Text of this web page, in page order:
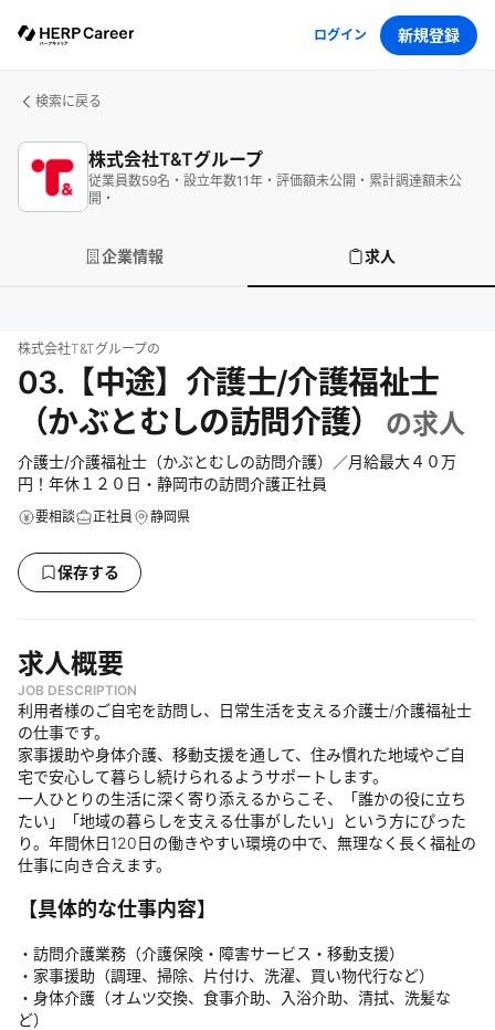
ログイン 新規登録
検索に戻る
株式会社T&Tグループ
従業員数59名 ・ 設立年数11年 ・ 評価額未公開 ・ 累計調達額未公
開 ・
企業情報 求人
株式会社T&Tグループの
03.【中途】介護士/介護福祉士
（かぶとむしの訪問介護）
の求人
介護士/介護福祉士（かぶとむしの訪問介護）／月給最大４０万
円！年休１２０日・静岡市の訪問介護正社員
要相談 正社員 静岡県
保存する
求人概要
JOB DESCRIPTION
利用者様のご自宅を訪問し、日常生活を支える介護士/介護福祉士
の仕事です。
家事援助や身体介護、移動支援を通して、住み慣れた地域やご自
宅で安心して暮らし続けられるようサポートします。
一人ひとりの生活に深く寄り添えるからこそ、「誰かの役に立ち
たい」「地域の暮らしを支える仕事がしたい」という方にぴった
り。年間休日120日の働きやすい環境の中で、無理なく長く福祉の
仕事に向き合えます。
【具体的な仕事内容】
・訪問介護業務（介護保険・障害サービス・移動支援）
・家事援助（調理、掃除、片付け、洗濯、買い物代行など）
・身体介護（オムツ交換、食事介助、入浴介助、清拭、洗髪な
ど）